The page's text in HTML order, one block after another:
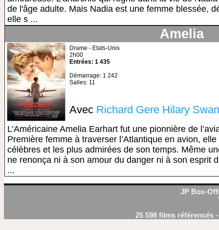
de l'âge adulte. Mais Nadia est une femme blessée,
elle s ...
Amelia
Drame - Etats-Unis
2h00
Entrées: 1 435
Démarrage: 1 242
Salles: 11
Avec Richard Gere Hilary
L’Américaine Amelia Earhart fut une pionnière de
Première femme à traverser l’Atlantique en avion,
célèbres et les plus admirées de son temps. Même
ne renonça ni à son amour du danger ni à son esprit
...
JP Box-
25 598 films référencés